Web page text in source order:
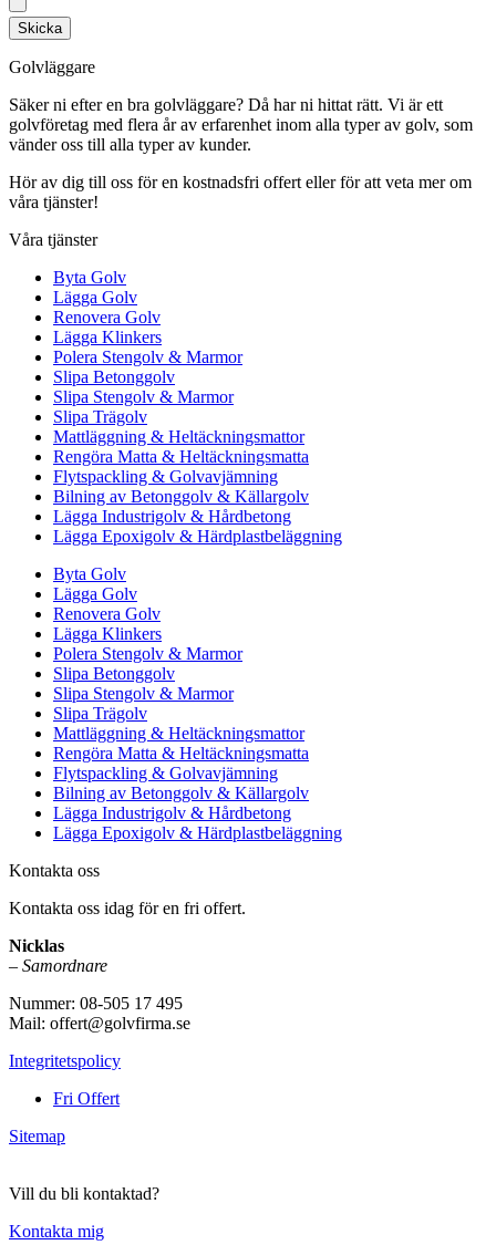
Skicka
Golvläggare
Säker ni efter en bra golvläggare? Då har ni hittat rätt. Vi är ett
golvföretag med flera år av erfarenhet inom alla typer av golv, som
vänder oss till alla typer av kunder.
Hör av dig till oss för en kostnadsfri offert eller för att veta mer om
våra tjänster!
Våra tjänster
Byta Golv
Lägga Golv
Renovera Golv
Lägga Klinkers
Polera Stengolv & Marmor
Slipa Betonggolv
Slipa Stengolv & Marmor
Slipa Trägolv
Mattläggning & Heltäckningsmattor
Rengöra Matta & Heltäckningsmatta
Flytspackling & Golvavjämning
Bilning av Betonggolv & Källargolv
Lägga Industrigolv & Hårdbetong
Lägga Epoxigolv & Härdplastbeläggning
Byta Golv
Lägga Golv
Renovera Golv
Lägga Klinkers
Polera Stengolv & Marmor
Slipa Betonggolv
Slipa Stengolv & Marmor
Slipa Trägolv
Mattläggning & Heltäckningsmattor
Rengöra Matta & Heltäckningsmatta
Flytspackling & Golvavjämning
Bilning av Betonggolv & Källargolv
Lägga Industrigolv & Hårdbetong
Lägga Epoxigolv & Härdplastbeläggning
Kontakta oss
Kontakta oss idag för en fri offert.
Nicklas
– Samordnare
Nummer: 08-505 17 495
Mail: offert@golvfirma.se
Integritetspolicy
Fri Offert
Sitemap
Vill du bli kontaktad?
Kontakta mig